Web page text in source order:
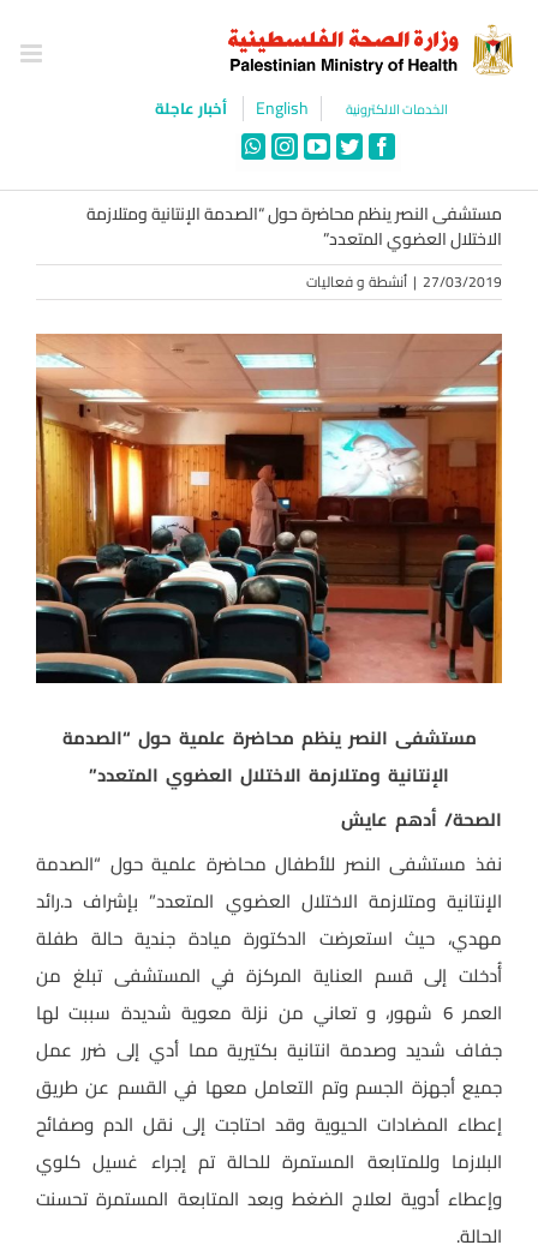
content
الخدمات الالكترونية English أخبار عاجلة
Facebook
Twitter
YouTube
Instagram
WhatsApp
مستشفى النصر ينظم محاضرة حول “الصدمة الإنتانية ومتلازمة
الاختلال العضوي المتعدد”
27/03/2019
| أنشطة و فعاليات
مستشفى النصر ينظم محاضرة علمية حول “الصدمة
الإنتانية ومتلازمة الاختلال العضوي المتعدد”
الصحة/ أدهم عايش
نفذ مستشفى النصر للأطفال محاضرة علمية حول “الصدمة
الإنتانية ومتلازمة الاختلال العضوي المتعدد” بإشراف د.رائد
مهدي، حيث استعرضت الدكتورة ميادة جندية حالة طفلة
أُدخلت إلى قسم العناية المركزة في المستشفى تبلغ من
العمر 6 شهور، و تعاني من نزلة معوية شديدة سببت لها
جفاف شديد وصدمة انتانية بكتيرية مما أدي إلى ضرر عمل
جميع أجهزة الجسم وتم التعامل معها في القسم عن طريق
إعطاء المضادات الحيوية وقد احتاجت إلى نقل الدم وصفائح
البلازما وللمتابعة المستمرة للحالة تم إجراء غسيل كلوي
وإعطاء أدوية لعلاج الضغط وبعد المتابعة المستمرة تحسنت
الحالة.